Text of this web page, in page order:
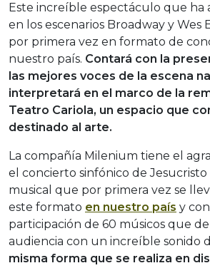
Este increíble espectáculo que ha
en los escenarios Broadway y Wes
por primera vez en formato de
nuestro país. Contará con la
las mejores voces de la escena
interpretará en el marco de la
Teatro Cariola, un espacio que
destinado al arte.
La compañía Milenium tiene el
el concierto sinfónico de Jesucristo
musical que por primera vez se
este formato en nuestro país y
participación de 60 músicos que
audiencia con un increíble sonido
misma forma que se realiza en